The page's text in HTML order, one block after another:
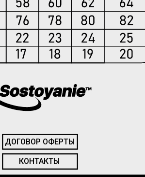
КОНТАКТЫ
ДОГОВОР ОФЕРТЫ